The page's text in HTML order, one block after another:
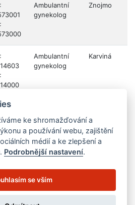
Ambulantní
gynekolog
Znojmo
Ambulantní
gynekolog
Karviná
44
cookies
ke shromažďování a
a používání webu, zajištění
médií a ke zlepšení a
Podrobnější nastavení.
se vším